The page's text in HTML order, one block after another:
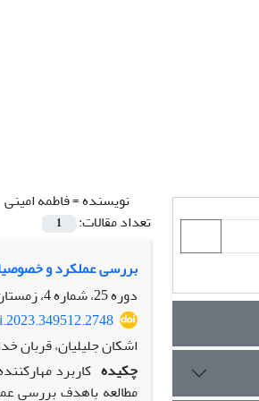
نویسنده =فاطمه امینی
تعداد مقالات:
1
بررسی عملکرد و
دوره 25، شماره 4، زمستان 1402، صفحه
اشکان جلیلیان، قربان
چکیده کاربرد
مطالعه باهدف بررسی